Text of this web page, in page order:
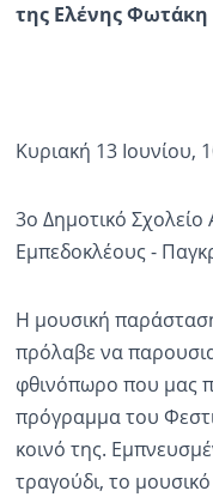
Εκπομπές
Πολιτισμός
της Ελένης Φωτάκη
Κυριακή 13 Ιουνίου,
3ο Δημοτικό
Εμπεδοκλέους -
H μουσική
πρόλαβε να
φθινόπωρο που μας
πρόγραμμα του
κοινό της.
τραγούδι, το